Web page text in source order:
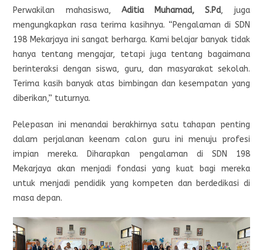
Perwakilan mahasiswa, Aditia Muhamad, S.Pd, juga
mengungkapkan rasa terima kasihnya. “Pengalaman di SDN
198 Mekarjaya ini sangat berharga. Kami belajar banyak tidak
hanya tentang mengajar, tetapi juga tentang bagaimana
berinteraksi dengan siswa, guru, dan masyarakat sekolah.
Terima kasih banyak atas bimbingan dan kesempatan yang
diberikan,” tuturnya.
Pelepasan ini menandai berakhirnya satu tahapan penting
dalam perjalanan keenam calon guru ini menuju profesi
impian mereka. Diharapkan pengalaman di SDN 198
Mekarjaya akan menjadi fondasi yang kuat bagi mereka
untuk menjadi pendidik yang kompeten dan berdedikasi di
masa depan.